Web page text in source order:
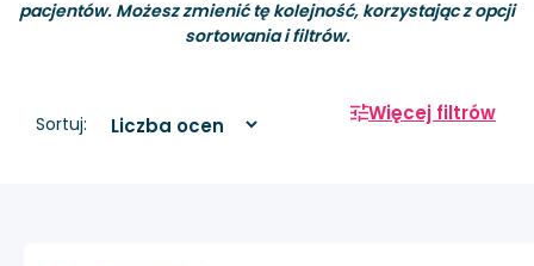
pacjentów. Możesz zmienić tę kolejność, korzystając z opcji
sortowania i filtrów.
Sortuj: Więcej filtrów